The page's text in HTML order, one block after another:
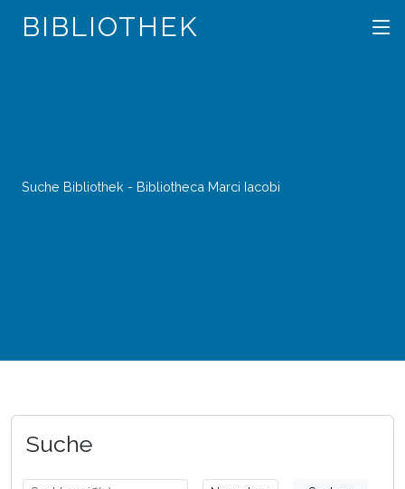
BIBLIOTHEK
Suche Bibliothek - Bibliotheca Marci Iacobi
Suche